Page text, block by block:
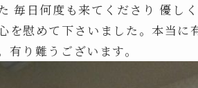
毎日何度も来てくださり 優し
を慰めて下さいました。本当
有り難うございます。